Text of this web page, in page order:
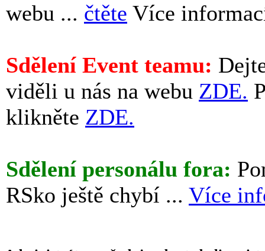
webu ... čtěte Více
Sdělení Event teamu:
viděli u nás na webu ZDE.
klikněte ZDE.
Sdělení personálu fora:
RSko ještě chybí ... Více